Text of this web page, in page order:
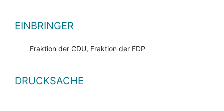
EINBRINGER
Fraktion der CDU, Fraktion der FDP
DRUCKSACHE